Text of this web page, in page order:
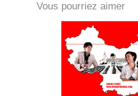
Vous pourriez aimer